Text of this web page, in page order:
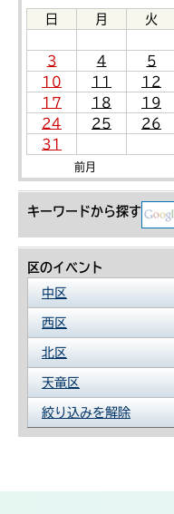
日 月 火
3
4 5
10
11 12
17
18 19
24
25 26
31
前月
キーワードから探す
区のイベント
中区
西区
北区
天竜区
絞り込みを解除